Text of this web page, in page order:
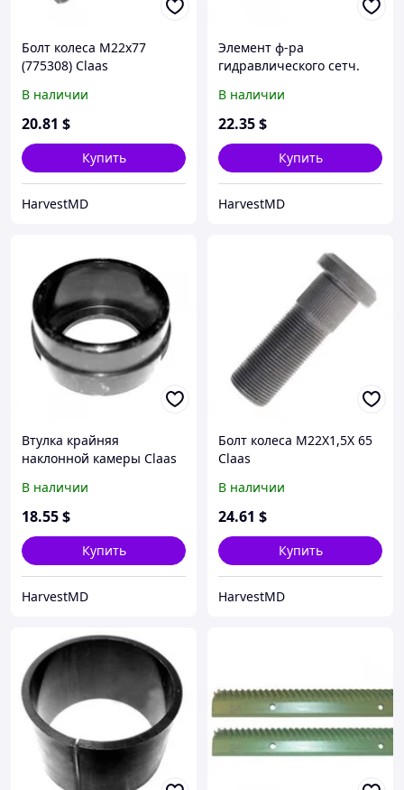
Болт колеса М22х77
(775308) Claas
В наличии
20.81 $
Купить
HarvestMD
Элемент ф-ра
гидравлического сетч.
218, Jag675-695, Dom78-
128 (HiFi)
В наличии
22.35$
Купить
HarvestMD
Втулка крайняя
наклонной камеры Claas
В наличии
18.55$
Купить
HarvestMD
Болт колеса M22X1,5X 65
Claas
В наличии
24.61 $
Купить
HarvestMD